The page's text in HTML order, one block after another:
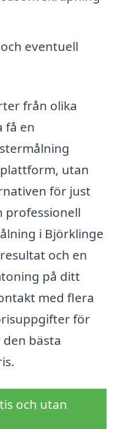
eventuell
från olika
få en
utan
för just
professionell
i Björklinge
och en
på ditt
med flera
för
bästa
och utan